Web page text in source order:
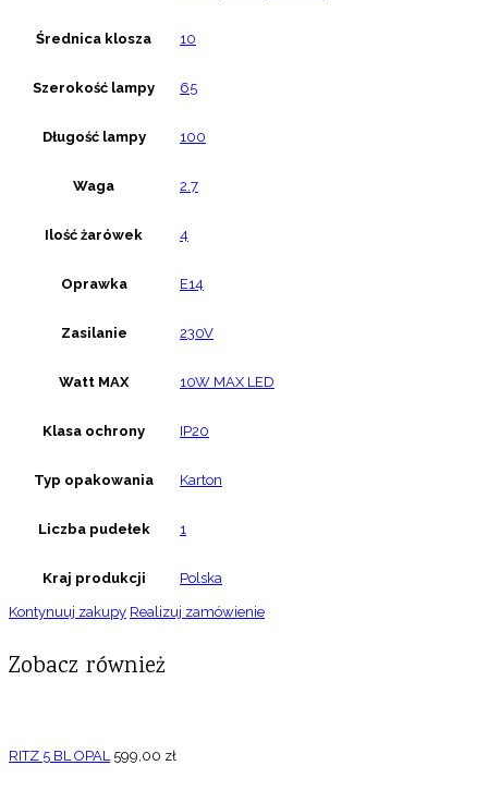
Średnica klosza 10
Szerokość lampy 65
Długość lampy 100
Waga 2.7
Ilość żarówek 4
Oprawka E14
Zasilanie 230V
Watt MAX 10W MAX LED
Klasa ochrony IP20
Typ opakowania Karton
Liczba pudełek 1
Kraj produkcji Polska
Kontynuuj zakupy Realizuj zamówienie
Zobacz również
RITZ 5 BL OPAL 599,00 zł